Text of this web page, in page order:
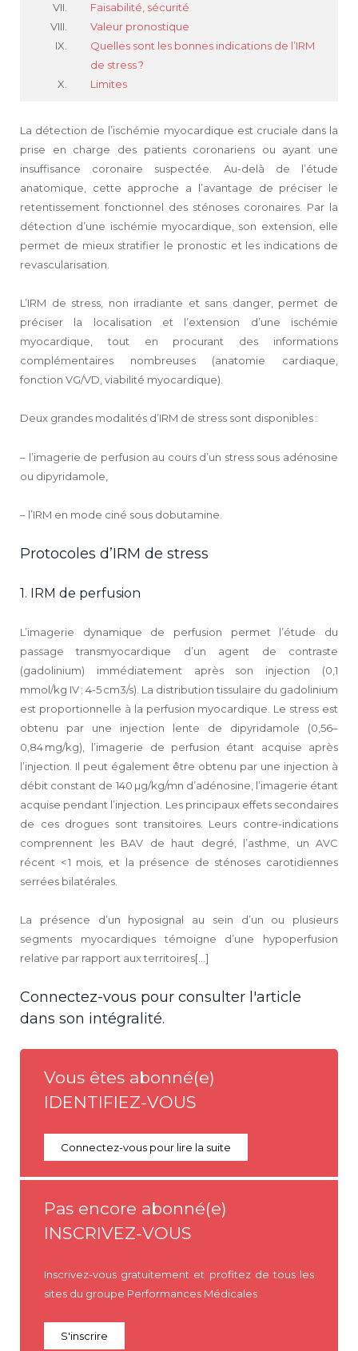
Faisabilité, sécurité
Valeur pronostique
Quelles sont les bonnes indications de l’IRM
de stress ?
Limites
La détection de l’ischémie myocardique est cruciale dans la
prise en charge des patients coronariens ou ayant une
insuffisance coronaire suspectée. Au-delà de l’étude
anatomique, cette approche a l’avantage de préciser le
retentissement fonctionnel des sténoses coronaires. Par la
détection d’une ischémie myocardique, son extension, elle
permet de mieux stratifier le pronostic et les indications de
revascularisation.
L’IRM de stress, non irradiante et sans danger, permet de
préciser la localisation et l’extension d’une ischémie
myocardique, tout en procurant des informations
complémentaires nombreuses (anatomie cardiaque,
fonction VG/VD, viabilité myocardique).
Deux grandes modalités d’IRM de stress sont disponibles :
– l’imagerie de perfusion au cours d’un stress sous adénosine
ou dipyridamole,
– l’IRM en mode ciné sous dobutamine.
Protocoles d’IRM de stress
1. IRM de perfusion
L’imagerie dynamique de perfusion permet l’étude du
passage transmyocardique d’un agent de contraste
(gadolinium) immédiatement après son injection (0,1
mmol/kg IV ; 4-5 cm3/s). La distribution tissulaire du gadolinium
est proportionnelle à la perfusion myocardique. Le stress est
obtenu par une injection lente de dipyridamole (0,56–
0,84 mg/kg), l’imagerie de perfusion étant acquise après
l’injection. Il peut également être obtenu par une injection à
débit constant de 140 µg/kg/mn d’adénosine, l’imagerie étant
acquise pendant l’injection. Les principaux effets secondaires
de ces drogues sont transitoires. Leurs contre-indications
comprennent les BAV de haut degré, l’asthme, un AVC
récent < 1 mois, et la présence de sténoses carotidiennes
serrées bilatérales.
La présence d’un hyposignal au sein d’un ou plusieurs
segments myocardiques témoigne d’une hypoperfusion
relative par rapport aux territoires[...]
Connectez-vous pour consulter l'article
dans son intégralité.
Vous êtes abonné(e)
IDENTIFIEZ-VOUS
Connectez-vous pour lire la suite
Pas encore abonné(e)
INSCRIVEZ-VOUS
Inscrivez-vous gratuitement et profitez de tous les
sites du groupe Performances Médicales
S'inscrire